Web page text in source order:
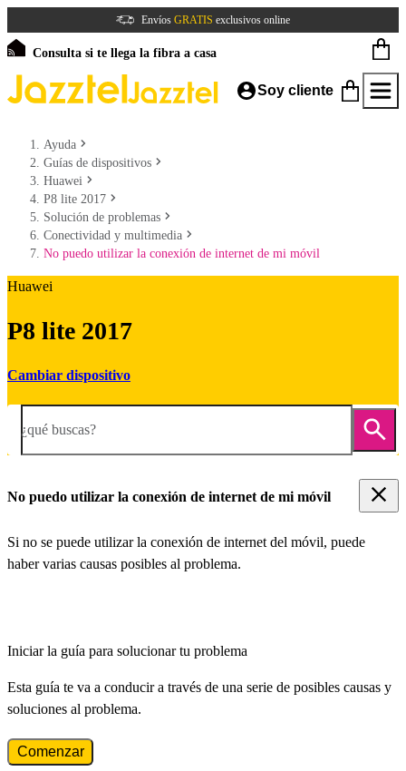
Envíos GRATIS exclusivos online
Consulta si te llega la fibra a casa
Soy cliente
Ayuda
Guías de dispositivos
Huawei
P8 lite 2017
Solución de problemas
Conectividad y multimedia
No puedo utilizar la conexión de internet de mi móvil
Huawei
P8 lite 2017
Cambiar dispositivo
¿qué buscas?
No puedo utilizar la conexión de internet de mi móvil
Si no se puede utilizar la conexión de internet del móvil, puede
haber varias causas posibles al problema.
Iniciar la guía para solucionar tu problema
Esta guía te va a conducir a través de una serie de posibles causas y
soluciones al problema.
Comenzar